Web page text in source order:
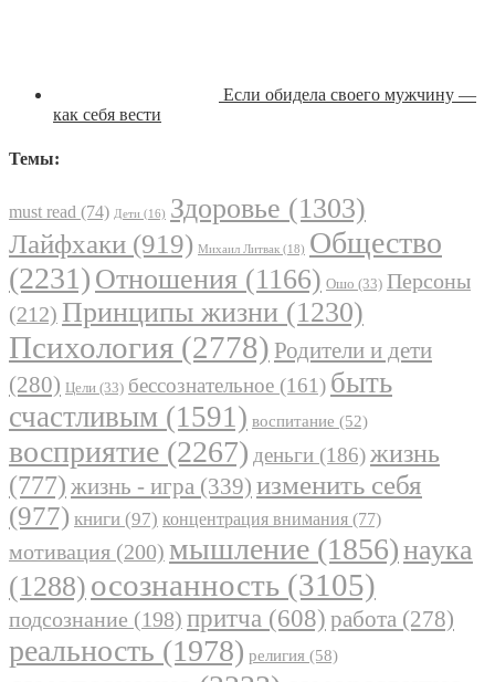
Если обидела своего мужчину —
как себя вести
Темы:
must read (74) Дети (16) Здоровье (1303)
Лайфхаки (919) Михаил Литвак (18) Общество
(2231) Отношения (1166) Ошо (33) Персоны
(212) Принципы жизни (1230)
Психология (2778) Родители и дети
(280) Цели (33) бессознательное (161) быть
счастливым (1591) воспитание (52)
восприятие (2267) деньги (186)жизнь
(777) жизнь - игра (339) изменить себя
(977) книги (97) концентрация внимания (77)
мотивация (200) мышление (1856)наука
(1288) осознанность (3105)
подсознание (198) притча (608) работа (278)
реальность (1978) религия (58)